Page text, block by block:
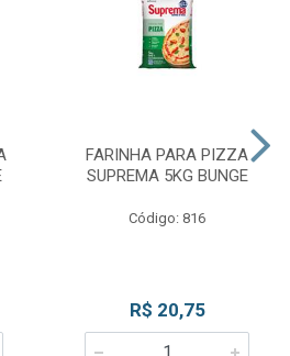
FARINHA PARA PIZZA
SUPREMA 5KG BUNGE
Código: 816
R$ 20,75